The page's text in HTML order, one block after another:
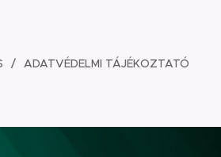
ADATVÉDELMI TÁJÉKOZTATÓ